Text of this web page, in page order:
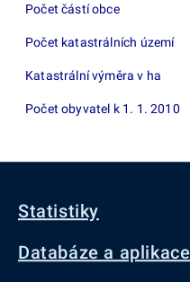
Počet částí obce
Počet katastrálních území
Katastrální výměra v ha
Počet obyvatel k 1. 1. 2010
Statistiky
Databáze a aplikace